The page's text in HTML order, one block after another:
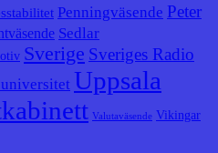
Penningväsende Peter
Sedlar
Sverige Sveriges Radio
Uppsala
Valutaväsende Vikingar